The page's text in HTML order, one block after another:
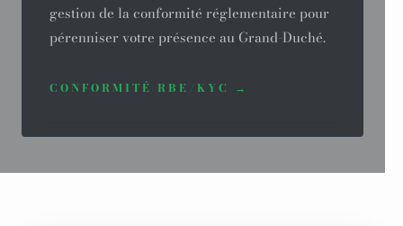
gestion de la conformité réglementaire pour
pérenniser votre présence au Grand-Duché.
CONFORMITÉ RBE/KYC →